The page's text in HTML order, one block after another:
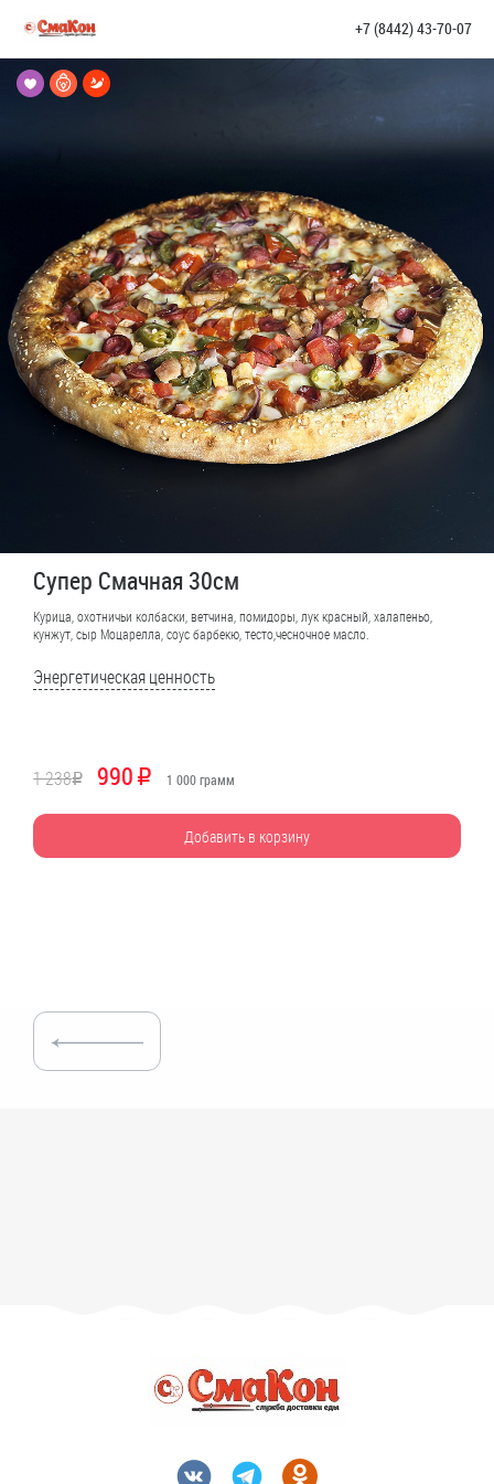
+7 (8442) 43-70-07
Супер Смачная 30см
Курица, охотничьи колбаски, ветчина, помидоры, лук красный, халапеньо,
кунжут, сыр Моцарелла, соус барбекю, тесто,чесночное масло.
Энергетическая ценность
1 238R 990R 1 000грамм
Добавить в корзину